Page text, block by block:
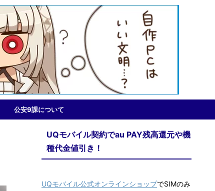
公安9課について
UQモバイル契約でau PAY残高還元や機
種代金値引き！
UQモバイル公式オンラインショップでSIMのみ